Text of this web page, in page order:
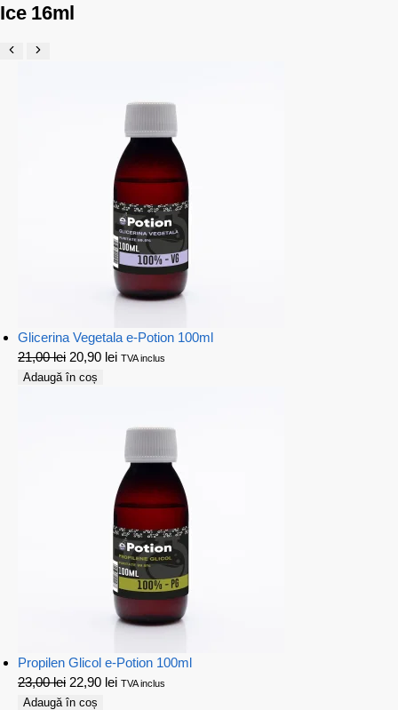
Ice 16ml
Glicerina Vegetala e-Potion 100ml
21,00lei 20,90 lei TVA inclus
Adaugă în coș
Propilen Glicol e-Potion 100ml
23,00lei 22,90 lei TVA inclus
Adaugă în coș